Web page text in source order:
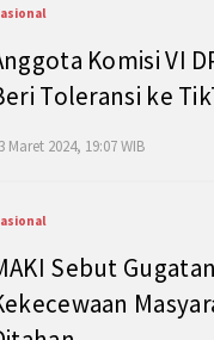
Komisi VI
Toleransi ke
Maret 2024, 19:07 WIB
Sebut